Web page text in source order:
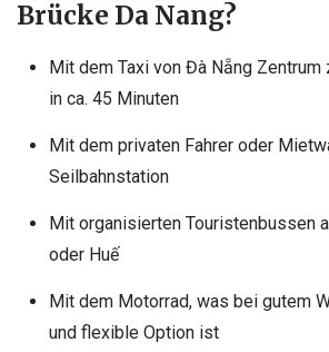
Brücke Da Nang?
Mit dem Taxi von Đà Nẵng Zentrum
in ca. 45 Minuten
Mit dem privaten Fahrer oder
Seilbahnstation
Mit organisierten Touristenbussen
oder Huế
Mit dem Motorrad, was bei gutem
und flexible Option ist